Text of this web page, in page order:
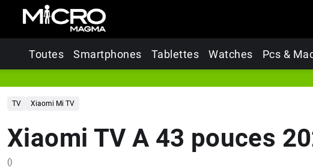
Toutes Smartphones Tablettes Watches Pcs &
TV Xiaomi Mi TV
Xiaomi TV A 43 pouces
()